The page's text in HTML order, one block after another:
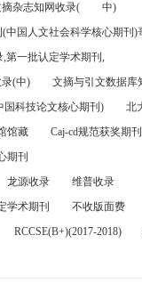
杂志知网收录(
中)
中国人文社会科学核心期刊)
,第一批认定学术期刊,
(中)
文摘与引文数据库
国科技论文核心期刊)
北
馆藏 Caj-cd规范获奖期刊
期刊
龙源收录
维普收录
学术期刊 不收版面费
RCCSE(B+)(2017-2018)